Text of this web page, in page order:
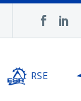
RSE